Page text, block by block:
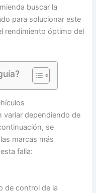
buscar la
para solucionar este
rendimiento óptimo del
variar dependiendo de
se
marcas más
falla:
de control de la